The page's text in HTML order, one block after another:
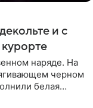
и с
наряде. На
черном
белая